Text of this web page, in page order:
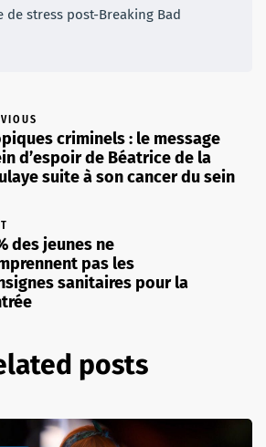
de stress post-Breaking Bad
criminels : le message
d’espoir de Béatrice de la
suite à son cancer du sein
des jeunes ne
pas les
sanitaires pour la
posts